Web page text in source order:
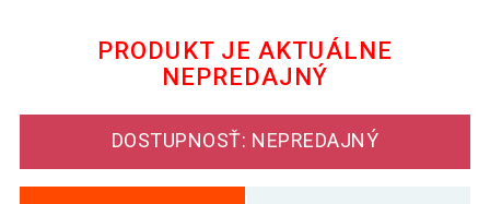
PRODUKT JE AKTUÁLNE
NEPREDAJNÝ
DOSTUPNOSŤ: NEPREDAJNÝ